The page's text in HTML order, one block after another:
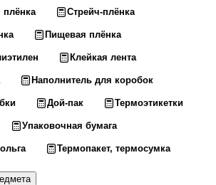
плёнка Стрейч-плёнка
Пищевая плёнка
Клейкая лента
Наполнитель для коробок
Дой-пак Термоэтикетки
Упаковочная бумага
Термопакет, термосумка